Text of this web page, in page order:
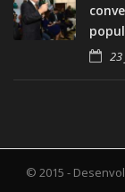
23
© 2015 -